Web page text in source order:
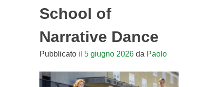
School of
Narrative Dance
Pubblicato il 5 giugno 2026da Paolo